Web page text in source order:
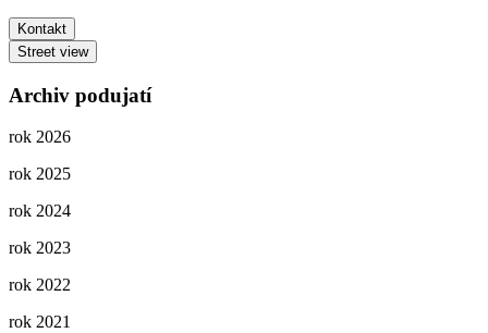
Kontakt
Street view
Archiv podujatí
rok 2026
rok 2025
rok 2024
rok 2023
rok 2022
rok 2021